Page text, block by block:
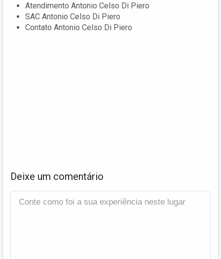
Atendimento Antonio Celso Di Piero
SAC Antonio Celso Di Piero
Contato Antonio Celso Di Piero
Deixe um comentário